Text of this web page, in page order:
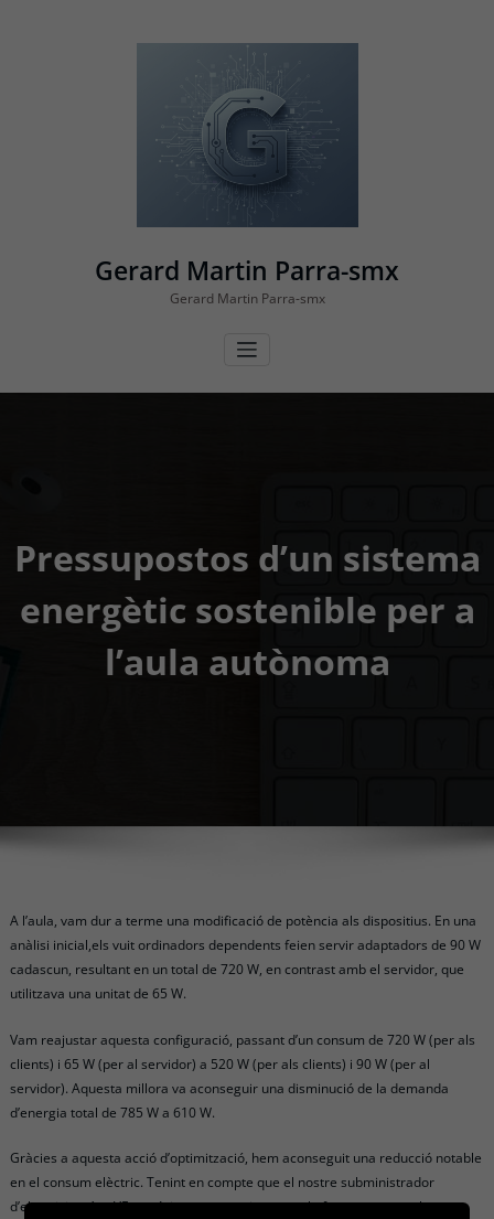
Gerard Martin Parra-smx
Gerard Martin Parra-smx
Pressupostos d’un sistema
energètic sostenible per a
l’aula autònoma
A l’aula, vam dur a terme una modificació de potència als dispositius. En una
anàlisi inicial,els vuit ordinadors dependents feien servir adaptadors de 90 W
cadascun, resultant en un total de 720 W, en contrast amb el servidor, que
utilitzava una unitat de 65 W.
Vam reajustar aquesta configuració, passant d’un consum de 720 W (per als
clients) i 65 W (per al servidor) a 520 W (per als clients) i 90 W (per al
servidor). Aquesta millora va aconseguir una disminució de la demanda
d’energia total de 785 W a 610 W.
Gràcies a aquesta acció d’optimització, hem aconseguit una reducció notable
en el consum elèctric. Tenint en compte que el nostre subministrador
d’electricitat és «L’Energètica», vam estimar que la factura mensual